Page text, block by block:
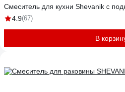
Смеситель для кухни Shevanik с
4.9(67)
В